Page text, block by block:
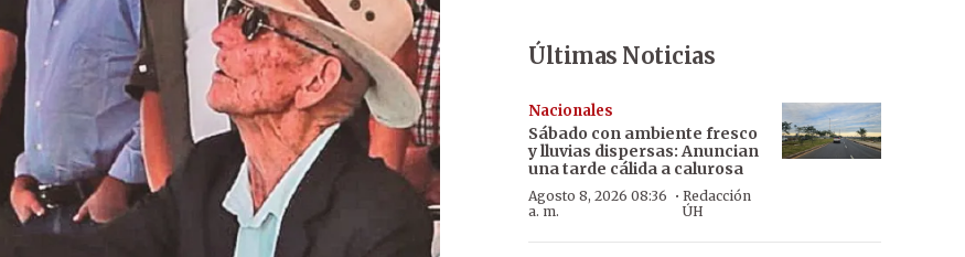
Últimas Noticias
Nacionales
Sábado con ambiente fresco
y lluvias dispersas: Anuncian
una tarde cálida a calurosa
Agosto 8, 2026 08:36
a. m.
·Redacción
ÚH